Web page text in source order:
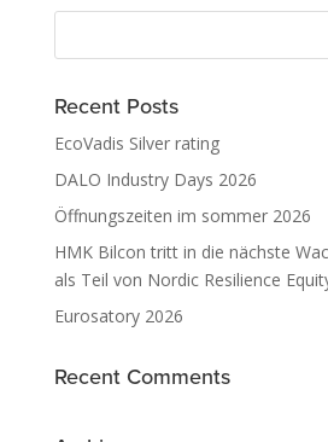
Recent Posts
EcoVadis Silver rating
DALO Industry Days 2026
Öffnungszeiten im sommer 2026
HMK Bilcon tritt in die nächste
als Teil von Nordic Resilience
Eurosatory 2026
Recent Comments